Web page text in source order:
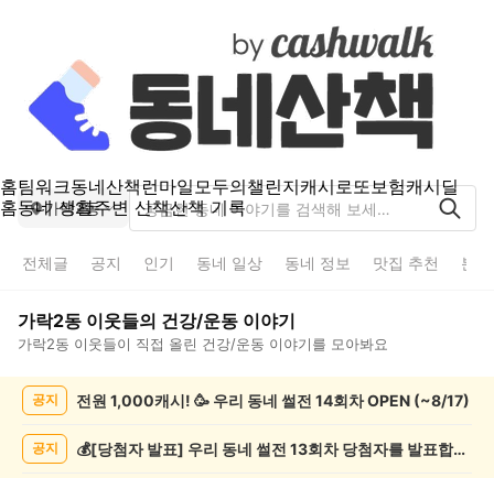
홈팀워크동네산책런마일모두의챌린지캐시로또보험캐시딜
홈동네 생활주변 산책산책 기록
가락2동
전체글 공지 인기 동네 일상 동네 정보 맛집 추천 분
가락2동 이웃들의 건강/운동 이야기
가락2동 이웃들이 직접 올린 건강/운동 이야기를 모아봐요
공지 전원 1,000캐시! 🥳 우리 동네 썰전 14회차 OPEN (~8/17)
공지 💰[당첨자 발표] 우리 동네 썰전 13회차 당첨자를 발표합니다!